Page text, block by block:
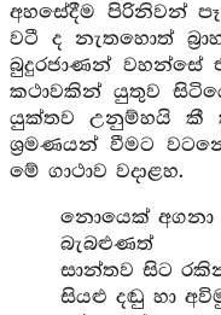
අහසේදීම පිරිනිවන්
වටී ද නැතහොත්
බුදුරජාණන් වහන්සේ
කථාවකින් යුතුව
යුක්තව උනුම්හයි කී
ශ්‍රමණයන් වීමට
මේ ගාථාව වදාළහ.
නොයෙක් අගනා
බැබළුණත්
සාන්තව සිට
සියළු දඬු හා